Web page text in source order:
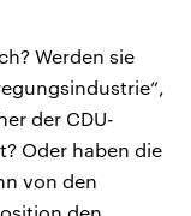
Werden sie
der CDU-
Oder haben die
von den